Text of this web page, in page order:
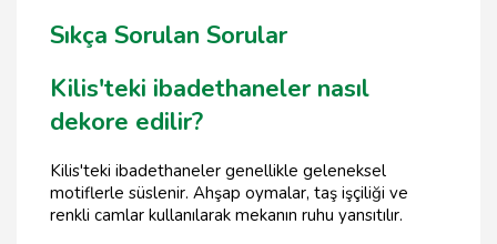
Sıkça Sorulan Sorular
Kilis'teki ibadethaneler nasıl
dekore edilir?
Kilis'teki ibadethaneler genellikle geleneksel
motiflerle süslenir. Ahşap oymalar, taş işçiliği ve
renkli camlar kullanılarak mekanın ruhu yansıtılır.